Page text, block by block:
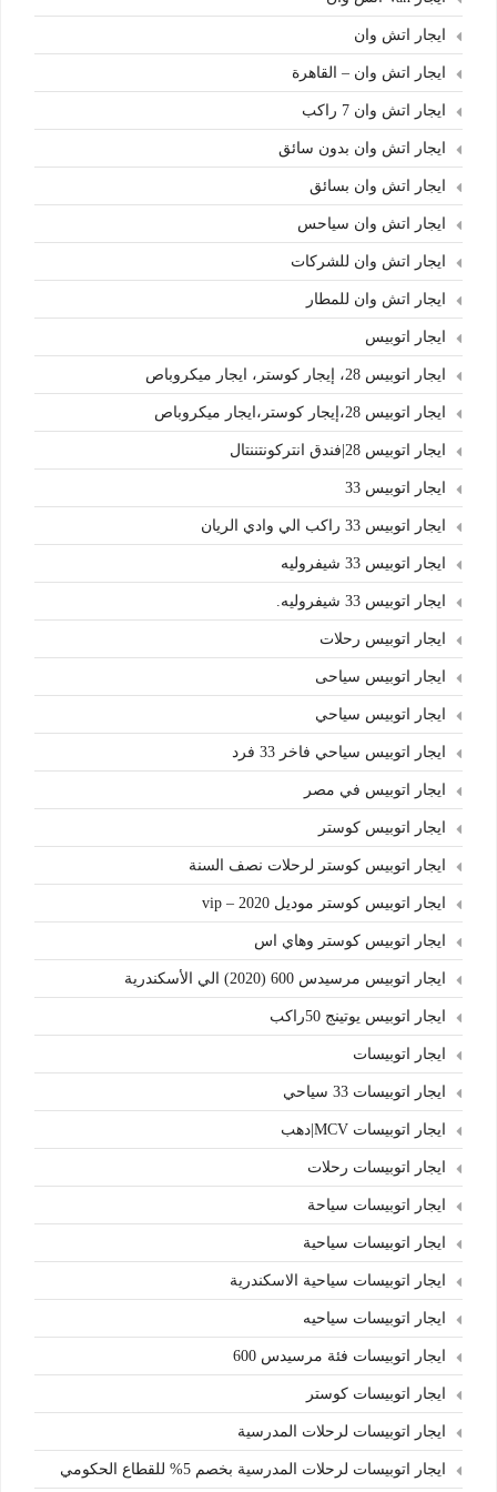
ايجار اتش وان
ايجار اتش وان – القاهرة
ايجار اتش وان 7 راكب
ايجار اتش وان بدون سائق
ايجار اتش وان بسائق
ايجار اتش وان سياحس
ايجار اتش وان للشركات
ايجار اتش وان للمطار
ايجار اتوبيس
ايجار اتوبيس 28، إيجار كوستر، ايجار ميكروباص
ايجار اتوبيس 28،إيجار كوستر،ايجار ميكروباص
ايجار اتوبيس 28|فندق انتركونتننتال
ايجار اتوبيس 33
ايجار اتوبيس 33 راكب الي وادي الريان
ايجار اتوبيس 33 شيفروليه
ايجار اتوبيس 33 شيفروليه.
ايجار اتوبيس رحلات
ايجار اتوبيس سياحى
ايجار اتوبيس سياحي
ايجار اتوبيس سياحي فاخر 33 فرد
ايجار اتوبيس في مصر
ايجار اتوبيس كوستر
ايجار اتوبيس كوستر لرحلات نصف السنة
ايجار اتوبيس كوستر موديل 2020 – vip
ايجار اتوبيس كوستر وهاي اس
ايجار اتوبيس مرسيدس 600 (2020) الي الأسكندرية
ايجار اتوبيس يوتينج 50راكب
ايجار اتوبيسات
ايجار اتوبيسات 33 سياحي
ايجار اتوبيسات MCV|دهب
ايجار اتوبيسات رحلات
ايجار اتوبيسات سياحة
ايجار اتوبيسات سياحية
ايجار اتوبيسات سياحية الاسكندرية
ايجار اتوبيسات سياحيه
ايجار اتوبيسات فئة مرسيدس 600
ايجار اتوبيسات كوستر
ايجار اتوبيسات لرحلات المدرسية
ايجار اتوبيسات لرحلات المدرسية بخصم 5% للقطاع الحكومي